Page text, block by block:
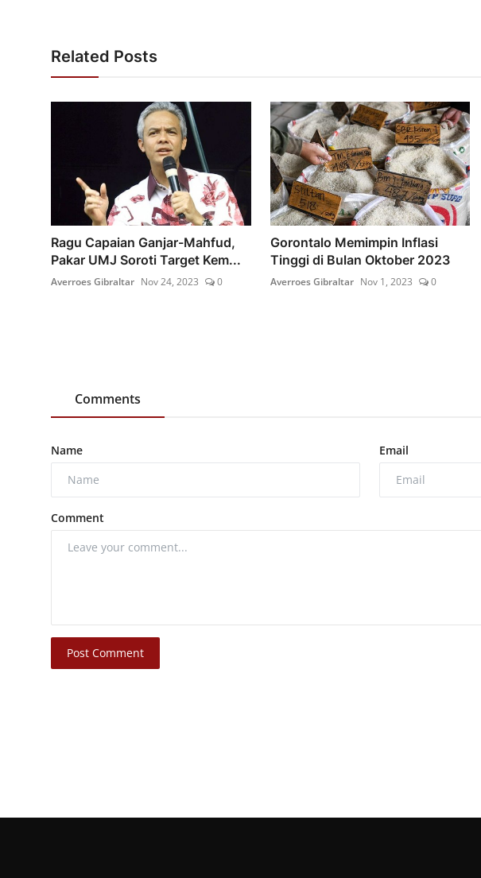
Related Posts
Ragu Capaian Ganjar-Mahfud,
Pakar UMJ Soroti Target Kem...
Averroes Gibraltar Nov 24, 2023 0
Gorontalo Memimpin Inflasi
Tinggi di Bulan Oktober 2023
Averroes Gibraltar Nov 1, 2023 0
Comments
Name Email
Comment
Post Comment